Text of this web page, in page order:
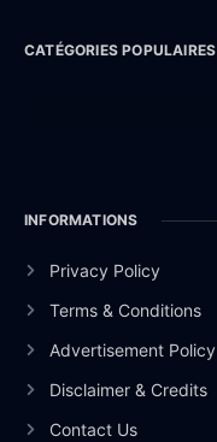
CATÉGORIES POPULAIRES
INFORMATIONS
Privacy Policy
Terms & Conditions
Advertisement Policy
Disclaimer & Credits
Contact Us